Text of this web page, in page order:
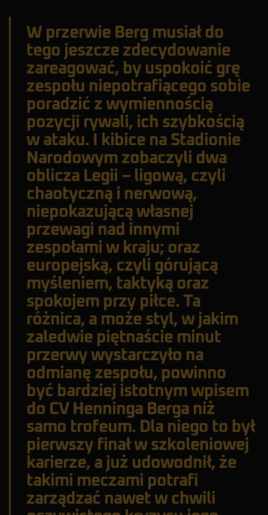
W przerwie Berg musiał do
tego jeszcze zdecydowanie
zareagować, by uspokoić grę
zespołu niepotrafiącego sobie
poradzić z wymiennością
pozycji rywali, ich szybkością
w ataku. I kibice na Stadionie
Narodowym zobaczyli dwa
oblicza Legii – ligową, czyli
chaotyczną i nerwową,
niepokazującą własnej
przewagi nad innymi
zespołami w kraju; oraz
europejską, czyli górującą
myśleniem, taktyką oraz
spokojem przy piłce. Ta
różnica, a może styl, w jakim
zaledwie piętnaście minut
przerwy wystarczyło na
odmianę zespołu, powinno
być bardziej istotnym wpisem
do CV Henninga Berga niż
samo trofeum. Dla niego to był
pierwszy finał w szkoleniowej
karierze, a już udowodnił, że
takimi meczami potrafi
zarządzać nawet w chwili